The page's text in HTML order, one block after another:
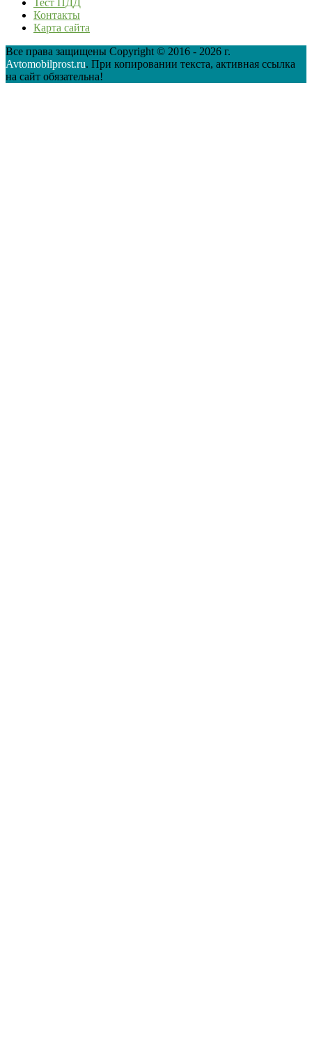
Контакты
Карта сайта
Все права защищены Copyright © 2016 - 2026 г.
Avtomobilprost.ru. При копировании текста, активная ссылка
на сайт обязательна!